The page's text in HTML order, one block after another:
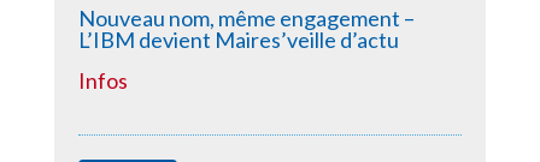
Nouveau nom, même engagement –
L’IBM devient Maires’veille d’actu
Infos